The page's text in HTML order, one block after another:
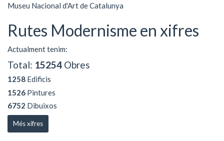
Museu Nacional d'Art de Catalunya
Rutes Modernisme en xifres
Actualment tenim:
Total: 15254 Obres
1258 Edificis
1526 Pintures
6752 Dibuixos
Més xifres